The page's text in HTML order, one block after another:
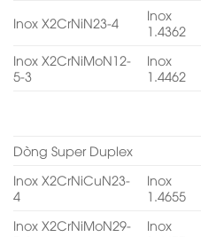
Inox X2CrNiN23-4
Inox
1.4362
Inox X2CrNiMoN12-
5-3
Inox
1.4462
Dòng Super Duplex
Inox X2CrNiCuN23-
4
Inox
1.4655
Inox X2CrNiMoN29-
Inox